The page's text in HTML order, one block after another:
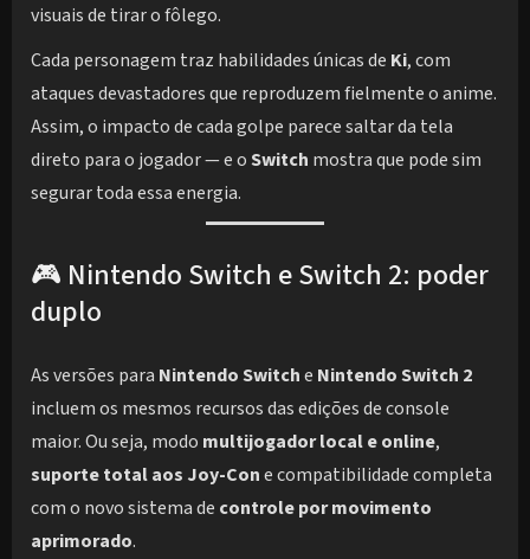
visuais de tirar o fôlego.
Cada personagem traz habilidades únicas de Ki, com
ataques devastadores que reproduzem fielmente o anime.
Assim, o impacto de cada golpe parece saltar da tela
direto para o jogador — e oSwitch mostra que pode sim
segurar toda essa energia.
🎮 Nintendo Switch e Switch 2: poder
duplo
As versões para Nintendo Switche Nintendo Switch 2
incluem os mesmos recursos das edições de console
maior. Ou seja, modo multijogador local e online,
suporte total aos Joy-Cone compatibilidade completa
com o novo sistema de controle por movimento
aprimorado.